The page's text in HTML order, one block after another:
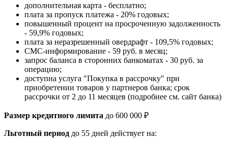
дополнительная карта - бесплатно;
плата за пропуск платежа - 20% годовых;
повышенный процент на просроченную задолженность
- 59,9% годовых;
плата за неразрешенный овердрафт - 109,5% годовых;
СМС-информирование - 59 руб. в месяц;
запрос баланса в сторонних банкоматах - 30 руб. за
операцию;
доступна услуга "Покупка в рассрочку" при
приобретении товаров у партнеров банка; срок
рассрочки от 2 до 11 месяцев (подробнее см. сайт банка)
Размер кредитного лимита до 600 000 ₽
Льготный период до 55 дней действует на: